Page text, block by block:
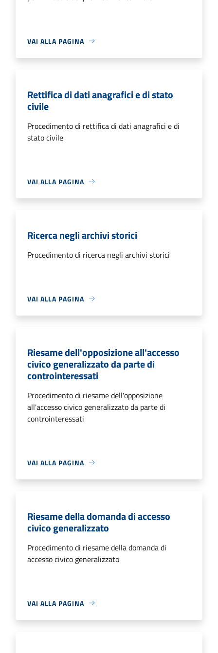
VAI ALLA PAGINA
Rettifica di dati anagrafici e di stato
civile
Procedimento di rettifica di dati anagrafici e di
stato civile
VAI ALLA PAGINA
Ricerca negli archivi storici
Procedimento di ricerca negli archivi storici
VAI ALLA PAGINA
Riesame dell'opposizione all'accesso
civico generalizzato da parte di
controinteressati
Procedimento di riesame dell'opposizione
all'accesso civico generalizzato da parte di
controinteressati
VAI ALLA PAGINA
Riesame della domanda di accesso
civico generalizzato
Procedimento di riesame della domanda di
accesso civico generalizzato
VAI ALLA PAGINA